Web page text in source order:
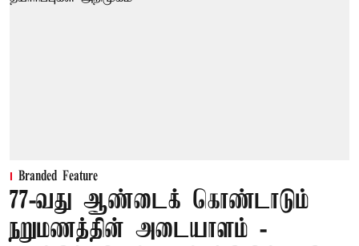
Branded Feature
77-வது ஆண்டைக் கொண்டாடும்
நறுமணத்தின் அடையாளம் -